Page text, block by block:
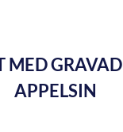
MED
APPELSIN